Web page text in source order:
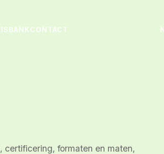
CONTACT
certificering, formaten en maten,